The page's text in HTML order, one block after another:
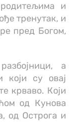
и
тренутак, и
пред Богом,
а
који су овај
крваво. Који
од Кунова
од Острогa и